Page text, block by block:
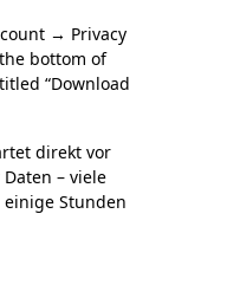
→ Privacy
bottom of
“Download
direkt vor
– viele
Stunden